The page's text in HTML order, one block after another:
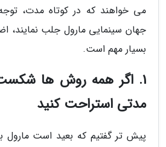
می خواهند که در کوتاه مدت،
جهان سینمایی مارول جلب نمایند،
بسیار مهم است.
1. اگر همه روش ها
مدتی استراحت کنید
پیش تر گفتیم که بعید است مارول